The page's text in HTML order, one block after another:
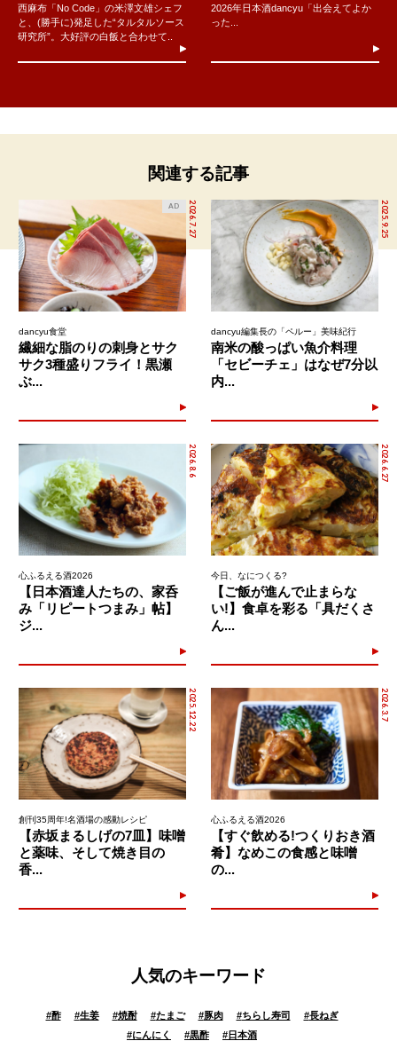
西麻布「No Code」の米澤文雄シェフ
と、(勝手に)発足した“タルタルソース
研究所”。大好評の白飯と合わせて..
2026年日本酒dancyu「出会えてよか
った...
関連する記事
2026.7.27
AD
dancyu食堂
繊細な脂のりの刺身とサク
サク3種盛りフライ！黒瀬
ぶ...
2025.9.25
dancyu編集長の「ペルー」美味紀行
南米の酸っぱい魚介料理
「セビーチェ」はなぜ7分以
内...
2026.8.6
心ふるえる酒2026
【日本酒達人たちの、家呑
み「リピートつまみ」帖】
ジ...
2026.6.27
今日、なにつくる?
【ご飯が進んで止まらな
い!】食卓を彩る「具だくさ
ん...
2025.12.22
創刊35周年!名酒場の感動レシピ
【赤坂まるしげの7皿】味噌
と薬味、そして焼き目の
香...
2026.3.7
心ふるえる酒2026
【すぐ飲める!つくりおき酒
肴】なめこの食感と味噌
の...
人気のキーワード
#酢 #生姜 #焼酎 #たまご #豚肉 #ちらし寿司 #長ねぎ
#にんにく #黒酢 #日本酒